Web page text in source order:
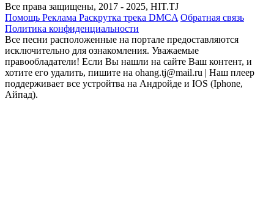
Все права защищены, 2017 - 2025, HIT.TJ
Помощь Реклама Раскрутка трека DMCA Обратная связь
Политика конфиденциальности
Все песни расположенные на портале предоставляются
исключительно для ознакомления. Уважаемые
правообладатели! Если Вы нашли на сайте Ваш контент, и
хотите его удалить, пишите на ohang.tj@mail.ru | Наш плеер
поддерживает все устройтва на Андройде и IOS (Iphone,
Айпад).